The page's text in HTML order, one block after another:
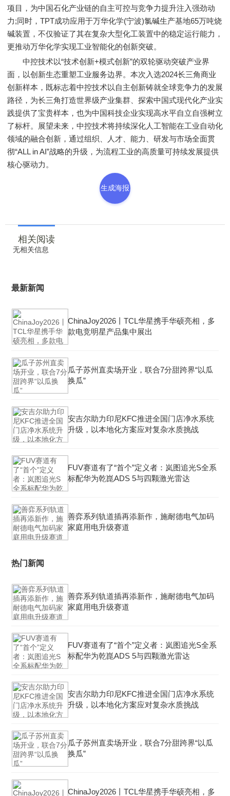
项目，为中国石化产业链的自主可控与竞争力提升注入强劲动
力;同时，TPT成功应用于万华化学(宁波)氯碱生产基地65万吨烧
碱装置，不仅验证了其在复杂大型化工装置中的稳定运行能力，
更推动万华化学实现工业智能化的创新突破。
中控技术以“技术创新+模式创新”的双轮驱动突破产业界
面，以创新生态重塑工业服务边界。本次入选2024长三角商业
创新样本，既标志着中控技术以自主创新铸就全球竞争力的发展
路径，为长三角打造世界级产业集群、探索中国式现代化产业实
践提供了宝贵样本，也为中国科技企业实现高水平自立自强树立
了标杆。展望未来，中控技术将持续深化人工智能在工业自动化
领域的融合创新，通过组织、人才、能力、研发与市场全面贯
彻“ALL in AI”战略的升级，为流程工业的高质量可持续发展提供
核心驱动力。
生成海报
相关阅读
无相关信息
最新新闻
ChinaJoy2026丨TCL华星携手华硕亮相，多
款电竞明星产品集中展出
瓜子苏州直卖场开业，联合7分甜跨界“以瓜
换瓜”
安吉尔助力印尼KFC推进全国门店净水系统
升级，以本地化方案应对复杂水质挑战
FUV赛道有了“首个”定义者：岚图追光S全系
标配华为乾崑ADS 5与四颗激光雷达
善弈系列轨道插再添新作，施耐德电气加码
家庭用电升级赛道
热门新闻
善弈系列轨道插再添新作，施耐德电气加码
家庭用电升级赛道
FUV赛道有了“首个”定义者：岚图追光S全系
标配华为乾崑ADS 5与四颗激光雷达
安吉尔助力印尼KFC推进全国门店净水系统
升级，以本地化方案应对复杂水质挑战
瓜子苏州直卖场开业，联合7分甜跨界“以瓜
换瓜”
ChinaJoy2026丨TCL华星携手华硕亮相，多